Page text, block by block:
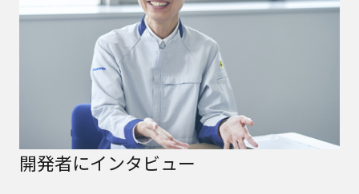
開発者にインタビュー